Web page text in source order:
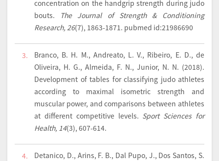
concentration on the handgrip strength during judo
bouts. The Journal of Strength & Conditioning
Research, 26(7), 1863-1871. pubmed id:21986690
3.
Branco, B. H. M., Andreato, L. V., Ribeiro, E. D., de
Oliveira, H. G., Almeida, F. N., Junior, N. N. (2018).
Development of tables for classifying judo athletes
according to maximal isometric strength and
muscular power, and comparisons between athletes
at different competitive levels. Sport Sciences for
Health, 14(3), 607-614.
4.
Detanico, D., Arins, F. B., Dal Pupo, J., Dos Santos, S.